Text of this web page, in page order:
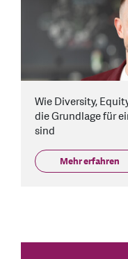
Wie Diversity,
die Grundlage für
sind
Mehr erfahren